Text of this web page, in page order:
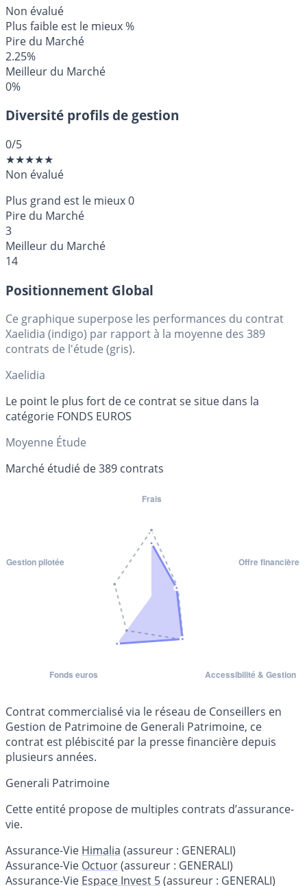
Non évalué
Plus faible est le mieux%
Pire du Marché
2.25%
Meilleur du Marché
0%
Diversité profils de gestion
0/5
★★★★★
Non évalué
Plus grand est le mieux0
Pire du Marché
3
Meilleur du Marché
14
Positionnement Global
Ce graphique superpose les performances du contrat
Xaelidia (indigo) par rapport à la moyenne des 389
contrats de l'étude (gris).
Xaelidia
Le point le plus fort de ce contrat se situe dans la
catégorie FONDS EUROS
Moyenne Étude
Marché étudié de 389 contrats
Contrat commercialisé via le réseau de Conseillers en
Gestion de Patrimoine de Generali Patrimoine, ce
contrat est plébiscité par la presse financière depuis
plusieurs années.
Generali Patrimoine
Cette entité propose de multiples contrats d’assurance-
vie.
Assurance-Vie Himalia (assureur : GENERALI)
Assurance-Vie Octuor(assureur : GENERALI)
Assurance-Vie Espace Invest 5(assureur : GENERALI)